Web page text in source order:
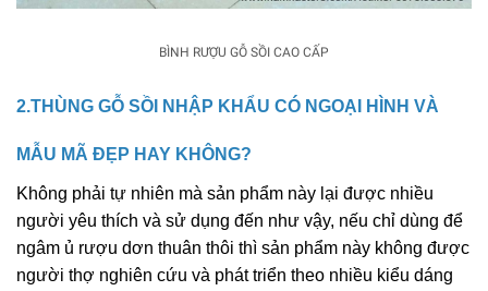
BÌNH RƯỢU GỖ SỒI CAO CẤP
2.THÙNG GỖ SỒI NHẬP KHẨU CÓ NGOẠI HÌNH VÀ
MẪU MÃ ĐẸP HAY KHÔNG?
Không phải tự nhiên mà sản phẩm này lại được nhiều
người yêu thích và sử dụng đến như vậy, nếu chỉ dùng để
ngâm ủ rượu dơn thuân thôi thì sản phẩm này không được
người thợ nghiên cứu và phát triển theo nhiều kiểu dáng